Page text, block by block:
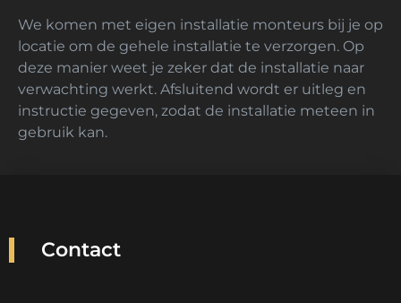
We komen met eigen installatie monteurs bij je op
locatie om de gehele installatie te verzorgen. Op
deze manier weet je zeker dat de installatie naar
verwachting werkt. Afsluitend wordt er uitleg en
instructie gegeven, zodat de installatie meteen in
gebruik kan.
Contact